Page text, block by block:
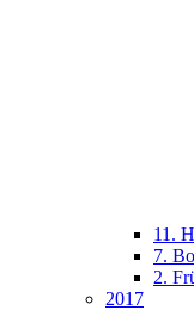
11.
7.
2.
2017